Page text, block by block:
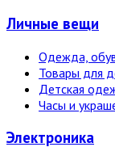
Личные вещи
Одежда,
Товары для
Детская
Часы и
Электро­ника